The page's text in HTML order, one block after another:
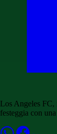
Los Angeles FC,
festeggia con una